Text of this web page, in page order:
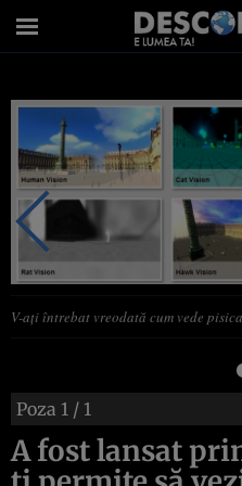
V-aţi întrebat vreodată cum vede
Poza 1 / 1
A fost lansat